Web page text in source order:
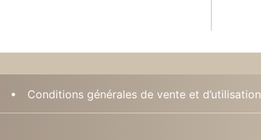
Conditions générales de vente et d’utilisation